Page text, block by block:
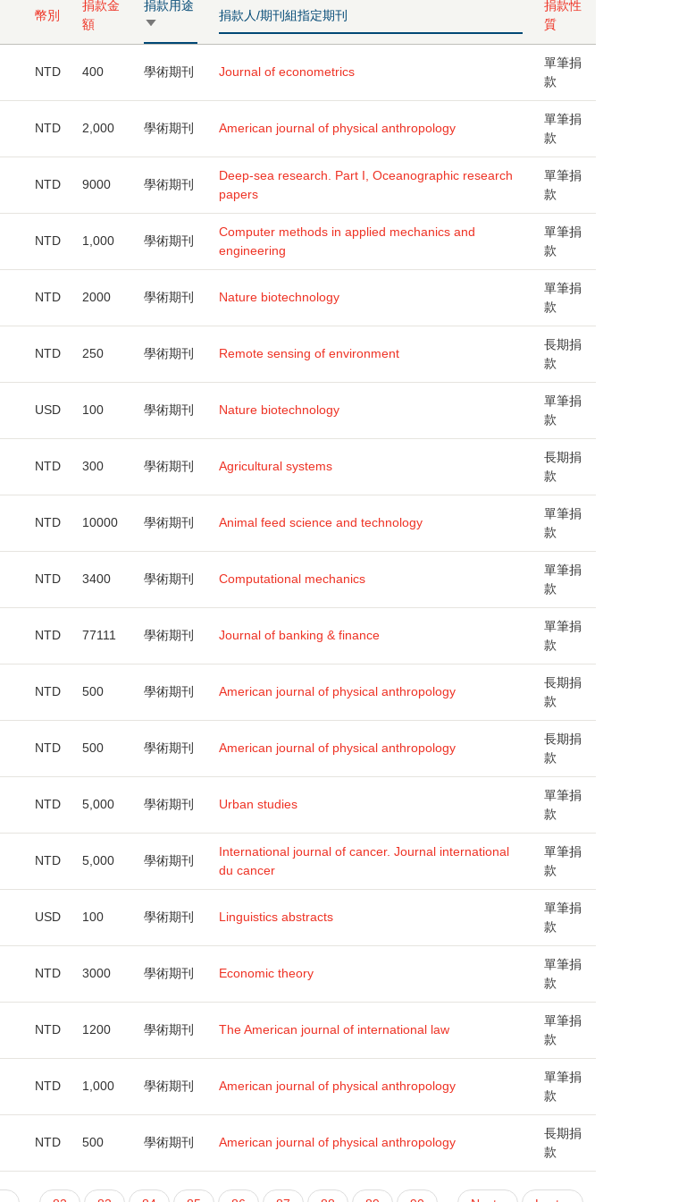
幣別
捐款金
額
捐款用途
由
小
到
大
捐款人/期刊組指定期刊
捐款性
質
NTD 400 學術期刊 Journal of econometrics
單筆捐
款
NTD 2,000 學術期刊 American journal of physical anthropology
單筆捐
款
NTD 9000 學術期刊
Deep-sea research. Part I, Oceanographic research
papers
單筆捐
款
NTD 1,000 學術期刊
Computer methods in applied mechanics and
engineering
單筆捐
款
NTD 2000 學術期刊 Nature biotechnology
單筆捐
款
NTD 250 學術期刊 Remote sensing of environment
長期捐
款
USD 100 學術期刊 Nature biotechnology
單筆捐
款
NTD 300 學術期刊 Agricultural systems
長期捐
款
NTD 10000 學術期刊 Animal feed science and technology
單筆捐
款
NTD 3400 學術期刊 Computational mechanics
單筆捐
款
NTD 77111 學術期刊 Journal of banking & finance
單筆捐
款
NTD 500 學術期刊 American journal of physical anthropology
長期捐
款
NTD 500 學術期刊 American journal of physical anthropology
長期捐
款
NTD 5,000 學術期刊 Urban studies
單筆捐
款
NTD 5,000 學術期刊
International journal of cancer. Journal international
du cancer
單筆捐
款
USD 100 學術期刊 Linguistics abstracts
單筆捐
款
NTD 3000 學術期刊 Economic theory
單筆捐
款
NTD 1200 學術期刊 The American journal of international law
單筆捐
款
NTD 1,000 學術期刊 American journal of physical anthropology
單筆捐
款
NTD 500 學術期刊 American journal of physical anthropology
長期捐
款